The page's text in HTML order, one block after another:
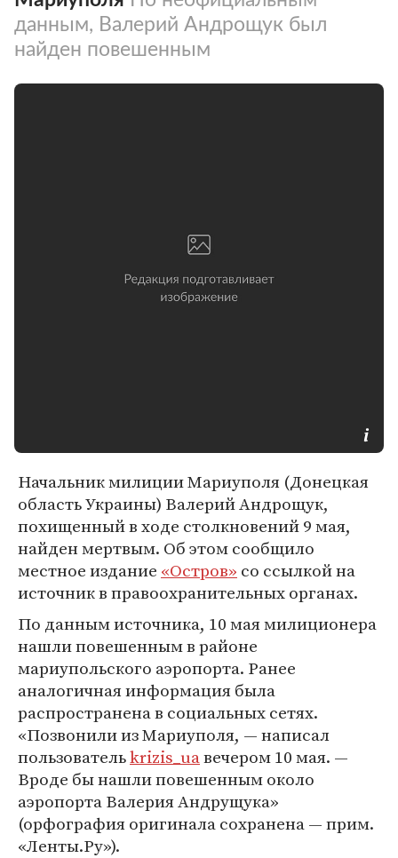
данным, Валерий Андрощук был
найден повешенным
Начальник милиции Мариуполя (Донецкая
область Украины) Валерий Андрощук,
похищенный в ходе столкновений 9 мая,
найден мертвым. Об этом сообщило
местное издание «Остров» со ссылкой на
источник в правоохранительных органах.
По данным источника, 10 мая милиционера
нашли повешенным в районе
мариупольского аэропорта. Ранее
аналогичная информация была
распространена в социальных сетях.
«Позвонили из Мариуполя, — написал
пользовательkrizis_uaвечером 10 мая. —
Вроде бы нашли повешенным около
аэропорта Валерия Андрущука»
(орфография оригинала сохранена — прим.
«Ленты.Ру»).